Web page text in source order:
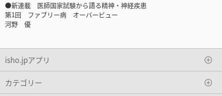
●新連載 医師国家試験から語る精神・神経疾患
第1回 ファブリー病 オーバービュー
河野 優
isho.jpアプリ
カテゴリー